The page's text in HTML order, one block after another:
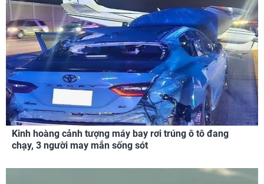
Kinh hoàng cảnh tượng máy bay rơi trúng ô tô đang
chạy, 3 người may mắn sống sót